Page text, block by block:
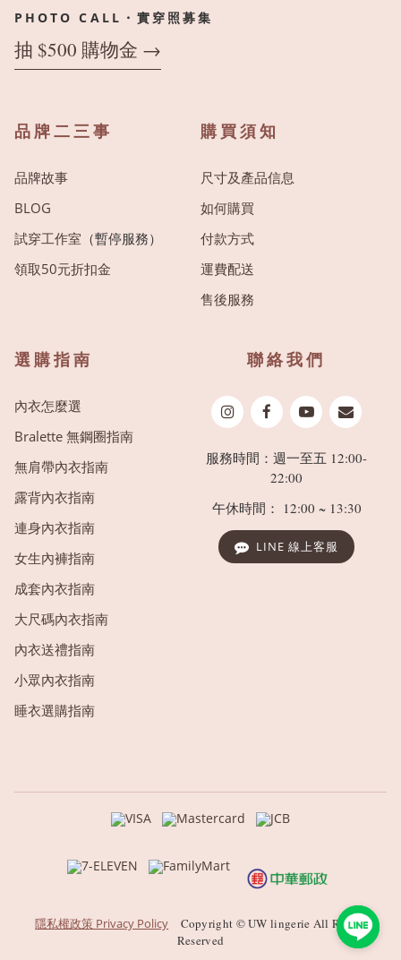
PHOTO CALL・實穿照募集
抽 $500 購物金 →
品牌二三事
品牌故事
BLOG
試穿工作室 （暫停服務）
領取50元折扣金
購買須知
尺寸及產品信息
如何購買
付款方式
運費配送
售後服務
選購指南
內衣怎麼選
Bralette 無鋼圈指南
無肩帶內衣指南
露背內衣指南
連身內衣指南
女生內褲指南
成套內衣指南
大尺碼內衣指南
內衣送禮指南
小眾內衣指南
睡衣選購指南
聯絡我們
服務時間：週一至五 12:00-
22:00
午休時間： 12:00 ~ 13:30
LINE 線上客服
隱私權政策 Privacy Policy Copyright © UW lingerie All Rights
Reserved